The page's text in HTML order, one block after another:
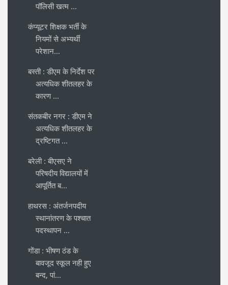
पॉलिसी खत्म ...
कंप्यूटर शिक्षक भर्ती के
नियमों से अभ्यर्थी
परेशान...
बस्ती : डीएम के निर्देश पर
अत्यधिक शीतलहर के
कारण ...
संतकबीर नगर : डीएम ने
अत्यधिक शीतलहर के
द्रष्टिगत ...
बरेली : बीएसए ने
परिषदीय विद्यालयों में
आपूर्तित ब...
हाथरस : अंतर्जनपदीय
स्थानांतरण के पश्चात
पदस्थापन ...
गोंडा : भीषण ठंड के
बावजूद स्कूल नही हुए
बन्द, पां...